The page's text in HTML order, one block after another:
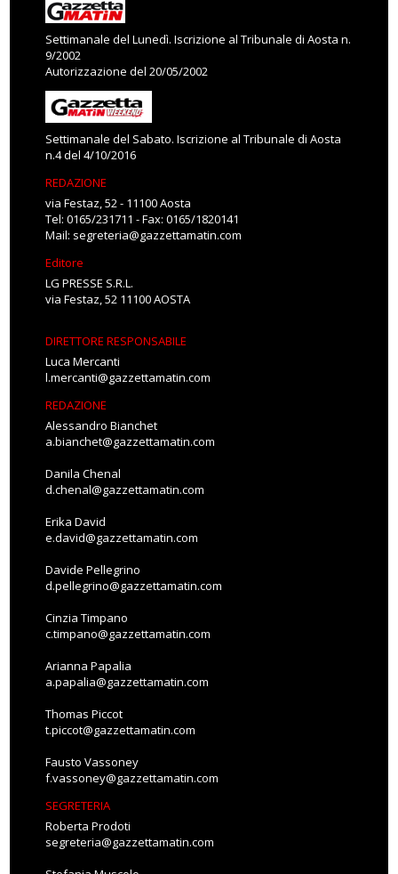
Settimanale del Lunedì. Iscrizione al Tribunale di Aosta n.
9/2002
Autorizzazione del 20/05/2002
Settimanale del Sabato. Iscrizione al Tribunale di Aosta
n.4 del 4/10/2016
REDAZIONE
via Festaz, 52 - 11100 Aosta
Tel: 0165/231711 - Fax: 0165/1820141
Mail: segreteria@gazzettamatin.com
Editore
LG PRESSE S.R.L.
via Festaz, 52 11100 AOSTA
DIRETTORE RESPONSABILE
Luca Mercanti
l.mercanti@gazzettamatin.com
REDAZIONE
Alessandro Bianchet
a.bianchet@gazzettamatin.com
Danila Chenal
d.chenal@gazzettamatin.com
Erika David
e.david@gazzettamatin.com
Davide Pellegrino
d.pellegrino@gazzettamatin.com
Cinzia Timpano
c.timpano@gazzettamatin.com
Arianna Papalia
a.papalia@gazzettamatin.com
Thomas Piccot
t.piccot@gazzettamatin.com
Fausto Vassoney
f.vassoney@gazzettamatin.com
SEGRETERIA
Roberta Prodoti
segreteria@gazzettamatin.com